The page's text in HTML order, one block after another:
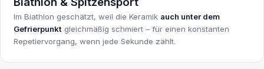
Im Biathlon geschätzt, weil die Keramik auch unter dem
Gefrierpunkt gleichmäßig schmiert – für einen konstanten
Repetiervorgang, wenn jede Sekunde zählt.